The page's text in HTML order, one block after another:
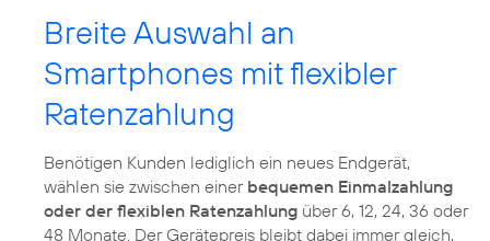
Breite Auswahl an
Smartphones mit flexibler
Ratenzahlung
Benötigen Kunden lediglich ein neues Endgerät,
wählen sie zwischen einer bequemen Einmalzahlung
oder der flexiblen Ratenzahlung über 6, 12, 24, 36 oder
48 Monate. Der Gerätepreis bleibt dabei immer gleich,